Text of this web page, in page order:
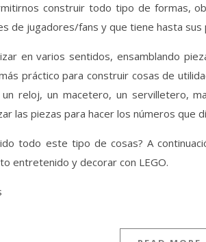
construir todo tipo de formas,
de jugadores/fans y que tiene hasta
en varios sentidos, ensamblando
práctico para construir cosas de
reloj, un macetero, un servilletero,
las piezas para hacer los números que
todo este tipo de cosas? A
entretenido y decorar con LEGO.